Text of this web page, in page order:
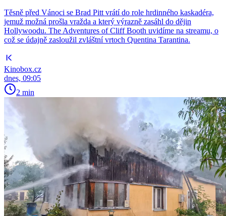
Těsně před Vánoci se Brad Pitt vrátí do role hrdinného kaskadéra,
jemuž možná prošla vražda a který výrazně zasáhl do dějin
Hollywoodu. The Adventures of Cliff Booth uvidíme na streamu, o
což se údajně zasloužil zvláštní vrtoch Quentina Tarantina.
Kinobox.cz
dnes, 09:05
2 min